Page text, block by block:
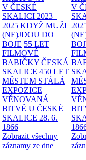
V ČESKÉ
SKALICI 2023–
2025 KDYŽ MUŽI
(NE)JDOU DO
BOJE 55 LET
FILMOVÉ
BABIČKY ČESKÁ
SKALICE 450 LET
MĚSTEM STÁLÁ
EXPOZICE
VĚNOVANÁ
BITVĚ U ČESKÉ
SKALICE 28. 6.
1866
Zobrazit všechny
záznamy ze dne
V